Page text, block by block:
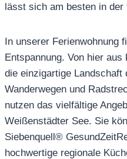
lässt sich am besten in der
In unserer Ferienwohnung
Entspannung. Von hier
die einzigartige Landschaft
Wanderwegen und
nutzen das vielfältige
Weißenstädter See. Sie
Siebenquell®
hochwertige regionale